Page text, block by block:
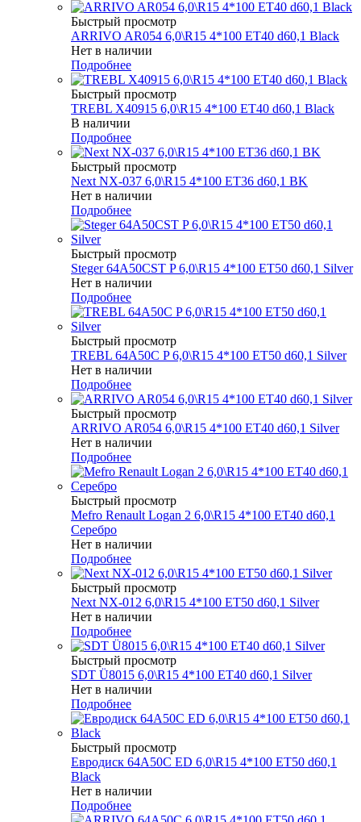
Быстрый просмотр
ARRIVO AR054 6,0\R15 4*100 ET40 d60,1 Black
Нет в наличии
Подробнее
Быстрый просмотр
TREBL X40915 6,0\R15 4*100 ET40 d60,1 Black
В наличии
Подробнее
Быстрый просмотр
Next NX-037 6,0\R15 4*100 ET36 d60,1 BK
Нет в наличии
Подробнее
Быстрый просмотр
Steger 64A50CST P 6,0\R15 4*100 ET50 d60,1 Silver
Нет в наличии
Подробнее
Быстрый просмотр
TREBL 64A50C P 6,0\R15 4*100 ET50 d60,1 Silver
Нет в наличии
Подробнее
Быстрый просмотр
ARRIVO AR054 6,0\R15 4*100 ET40 d60,1 Silver
Нет в наличии
Подробнее
Быстрый просмотр
Mefro Renault Logan 2 6,0\R15 4*100 ET40 d60,1
Серебро
Нет в наличии
Подробнее
Быстрый просмотр
Next NX-012 6,0\R15 4*100 ET50 d60,1 Silver
Нет в наличии
Подробнее
Быстрый просмотр
SDT Ü8015 6,0\R15 4*100 ET40 d60,1 Silver
Нет в наличии
Подробнее
Быстрый просмотр
Евродиск 64A50C ED 6,0\R15 4*100 ET50 d60,1
Black
Нет в наличии
Подробнее